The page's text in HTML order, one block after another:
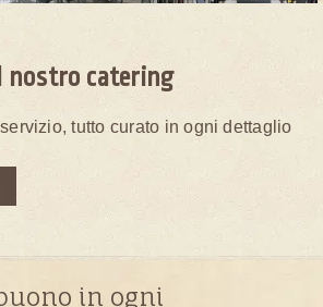
nostro catering
tutto curato in ogni dettaglio
in ogni